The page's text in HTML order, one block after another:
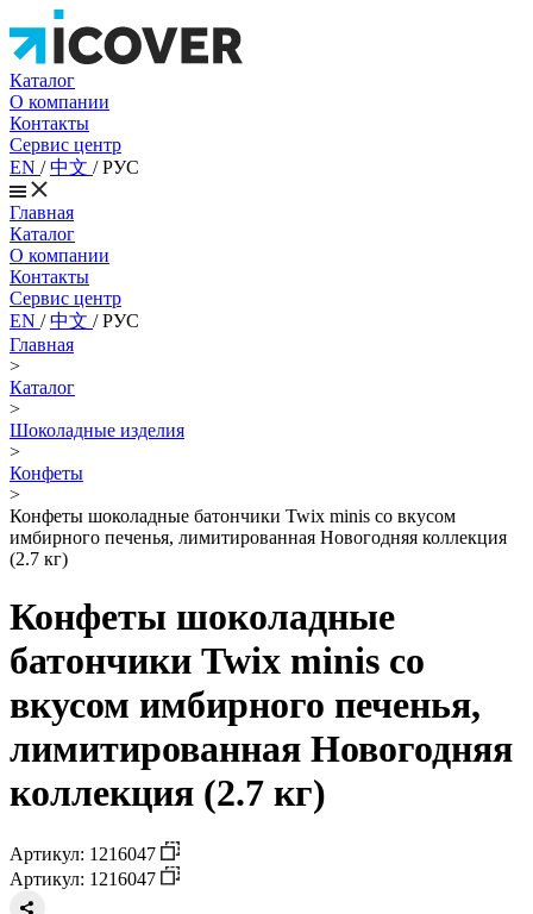
Каталог
О компании
Контакты
Сервис центр
EN /中文 /РУС
Главная
Каталог
О компании
Контакты
Сервис центр
EN /中文 /РУС
Главная
>
Каталог
>
Шоколадные изделия
>
Конфеты
>
Конфеты шоколадные батончики Twix minis со вкусом
имбирного печенья, лимитированная Новогодняя коллекция
(2.7 кг)
Конфеты шоколадные
батончики Twix minis со
вкусом имбирного печенья,
лимитированная Новогодняя
коллекция (2.7 кг)
Артикул: 1216047
Артикул: 1216047